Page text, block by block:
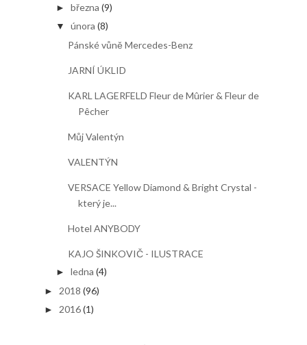
► března (9)
▼ února (8)
Pánské vůně Mercedes-Benz
JARNÍ ÚKLID
KARL LAGERFELD Fleur de Mûrier & Fleur de
Pêcher
Můj Valentýn
VALENTÝN
VERSACE Yellow Diamond & Bright Crystal -
který je...
Hotel ANYBODY
KAJO ŠINKOVIČ - ILUSTRACE
► ledna (4)
► 2018 (96)
► 2016(1)